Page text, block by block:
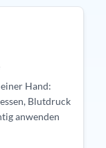
Hand:
Blutdruck
anwenden